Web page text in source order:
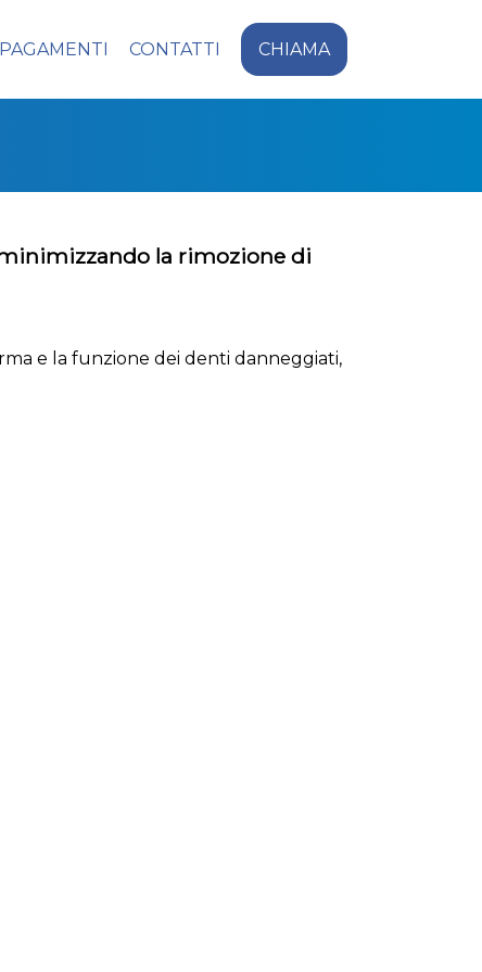
PAGAMENTI CONTATTI CHIAMA
la rimozione di
e la funzione dei denti danneggiati,